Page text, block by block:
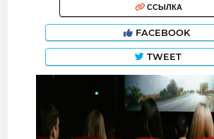
ССЫЛКА
FACEBOOK
TWEET